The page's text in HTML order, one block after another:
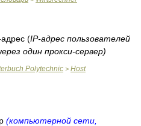
адрес (IP-адрес пользователей
один прокси-сервер)
Polytechnic > Host
(компьютерной сети,